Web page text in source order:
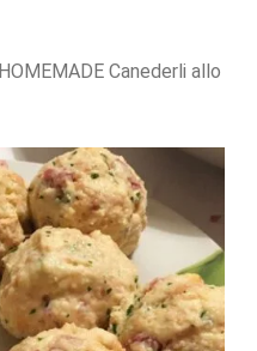
HOMEMADE Canederli allo